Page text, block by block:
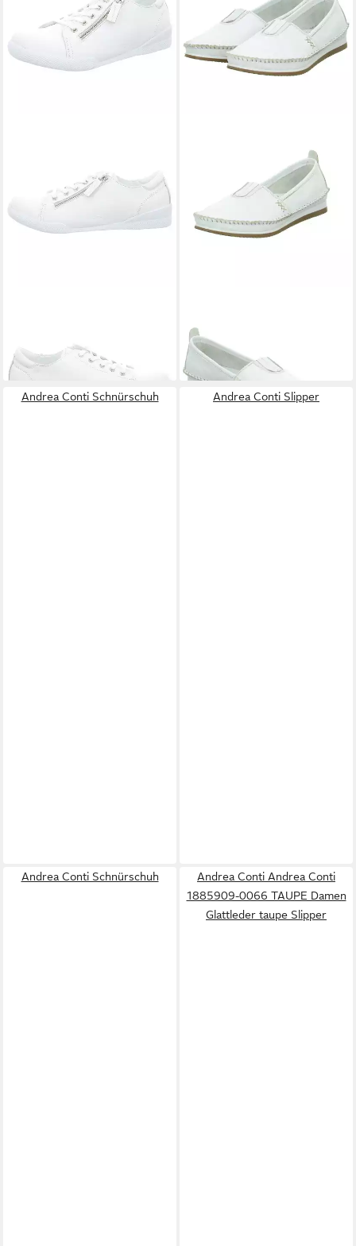
Mokassin
ab 67,95 €
(67,95 €/ 1 Paar)
Andrea Conti Schnürschuh Andrea Conti Slipper
Andrea Conti Schnürschuh
Andrea Conti Andrea Conti
1885909-0066 TAUPE Damen
Glattleder taupe Slipper